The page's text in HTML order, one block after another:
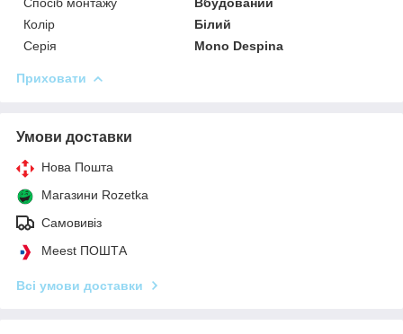
Колір
Білий
Серія
Mono Despina
Приховати
Умови доставки
Нова Пошта
Магазини Rozetka
Самовивіз
Meest ПОШТА
Всі умови доставки